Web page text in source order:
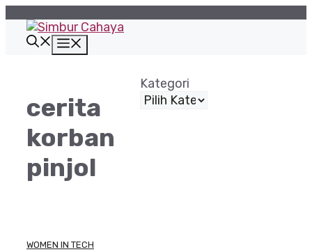
cerita
korban
pinjol
Kategori
WOMEN IN TECH